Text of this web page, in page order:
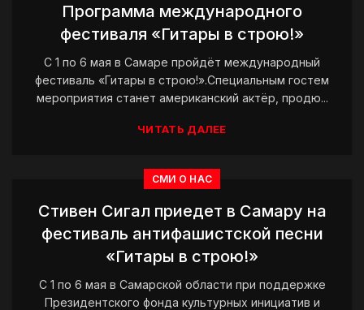
Программа международного
фестиваля «Гитары в строю!»
С 1 по 6 мая в Самаре пройдёт международный
фестиваль «Гитары в строю!».Специальным гостем
мероприятия станет американский актёр, продю...
ЧИТАТЬ ДАЛЕЕ
СМИ О НАС
Стивен Сигал приедет в Самару на
фестиваль антифашистской песни
«Гитары в строю!»
С 1 по 6 мая в Самарской области при поддержке
Президентского фонда культурных инициатив и